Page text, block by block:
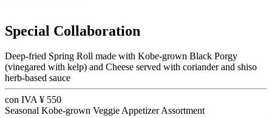
Special Collaboration
Deep-fried Spring Roll made with Kobe-grown Black Porgy
(vinegared with kelp) and Cheese served with coriander and shiso
herb-based sauce
con IVA ¥ 550
Seasonal Kobe-grown Veggie Appetizer Assortment